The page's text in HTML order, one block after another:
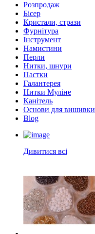
Розпродаж
Бісер
Кристали, стрази
Фурнітура
Інструмент
Намистини
Перли
Нитки, шнури
Паєтки
Галантерея
Нитки Муліне
Канітель
Основи для вишивки
Blog
Дивитися всі